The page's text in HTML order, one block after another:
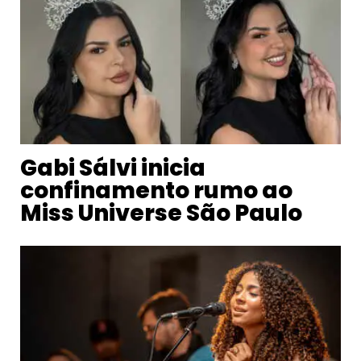
Gabi Sálvi inicia
confinamento rumo ao
Miss Universe São Paulo